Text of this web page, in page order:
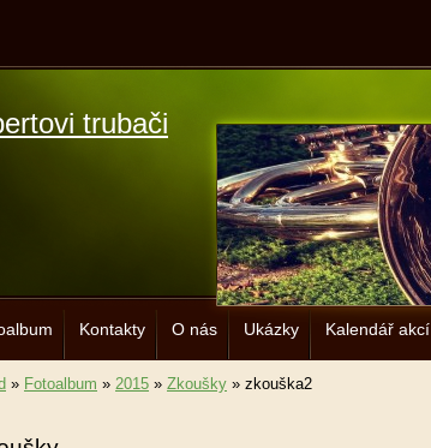
trubači
Kontakty O nás Ukázky Kalendář akcí
» Fotoalbum » 2015 » Zkoušky » zkouška2